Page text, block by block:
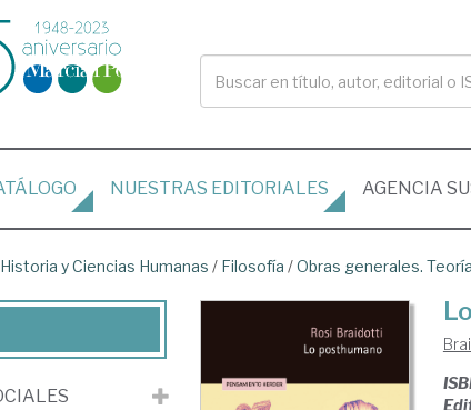
NUESTRAS EDITORIALES AGENCIA
Historia y Ciencias Humanas / Filosofía /Obras generales.